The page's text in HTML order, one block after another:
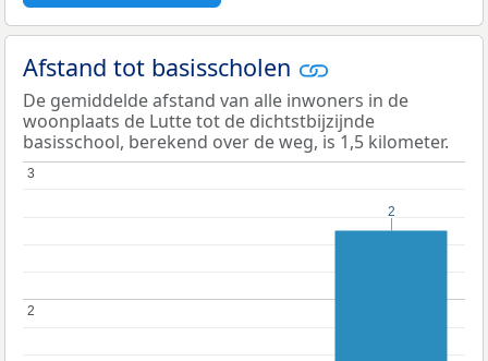
Afstand tot basisscholen
De gemiddelde afstand van alle inwoners in de
woonplaats de Lutte tot de dichtstbijzijnde
basisschool, berekend over de weg, is 1,5 kilometer.
2
2
3
3
2
2